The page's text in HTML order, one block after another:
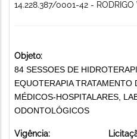
14.228.387/0001-42 - RODRIGO
Objeto:
84 SESSOES DE
EQUOTERAPIA TRATAMENTO
MÉDICOS-HOSPITALARES,
ODONTOLÓGICOS
Vigência: